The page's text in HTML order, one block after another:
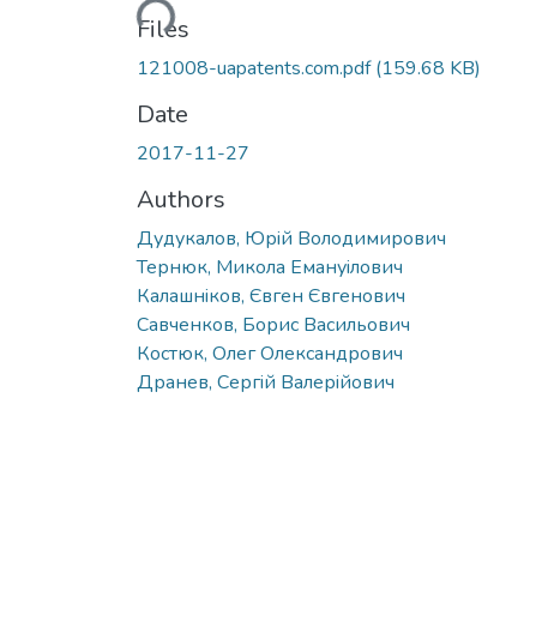
Loading...
Files
121008-uapatents.com.pdf(159.68 KB)
Date
2017-11-27
Authors
Дудукалов, Юрiй Володимирович
Тернюк, Микола Емануiлович
Калашнiков, Євген Євгенович
Савченков, Борис Васильович
Костюк, Олег Олександрович
Дранев, Сергiй Валерiйович